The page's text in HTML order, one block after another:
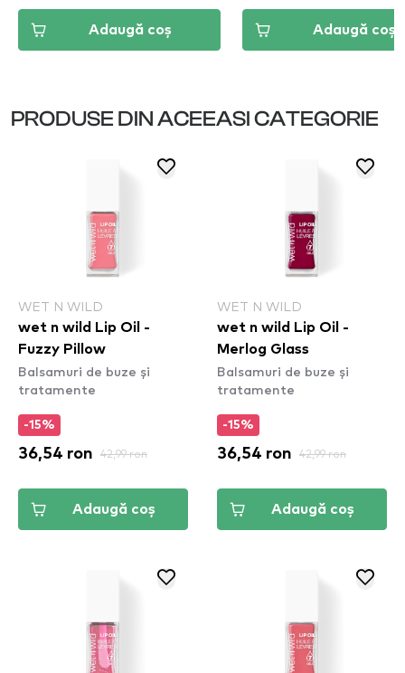
Adaugă coș Adaugă coș
PRODUSE DIN ACEEASI CATEGORIE
WET N WILD
wet n wild Lip Oil -
Fuzzy Pillow
Balsamuri de buze și
tratamente
-15%
36,54 ron 42,99 ron
Adaugă coș
WET N WILD
wet n wild Lip Oil -
Merlog Glass
Balsamuri de buze și
tratamente
-15%
36,54 ron 42,99 ron
Adaugă coș